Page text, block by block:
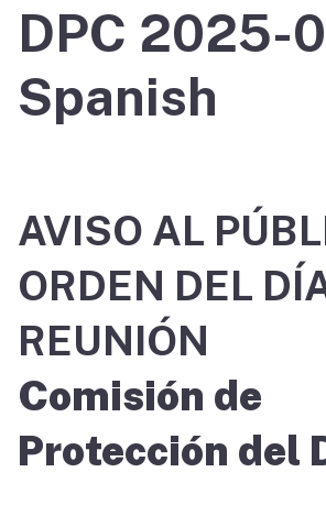
DPC 2025-
Spanish
AVISO AL
ORDEN DEL
REUNIÓN
Comisión de
Protección del